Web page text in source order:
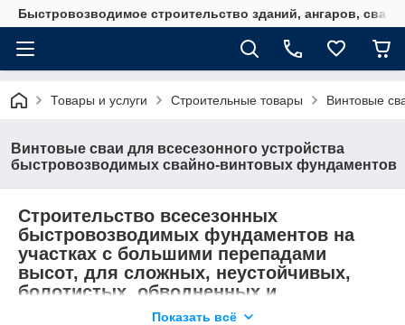
Быстровозводимое строительство зданий, ангаров,
Товары и услуги Строительные товары Винтовые
Винтовые сваи для всесезонного устройства
быстровозводимых свайно-винтовых фундаментов
Строительство всесезонных
быстровозводимых фундаментов на
участках с большими перепадами
высот, для сложных, неустойчивых,
болотистых, обводненных и
пучинистых грунтов.
Показать всё